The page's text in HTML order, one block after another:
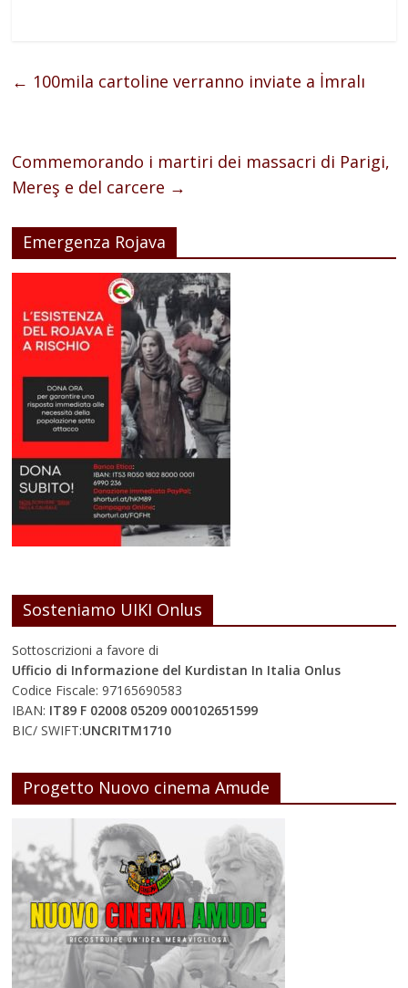
← 100mila cartoline verranno inviate a İmralı
Commemorando i martiri dei massacri di Parigi,
Mereş e del carcere →
Emergenza Rojava
Sosteniamo UIKI Onlus
Sottoscrizioni a favore di
Ufficio di Informazione del Kurdistan In Italia Onlus
Codice Fiscale: 97165690583
IBAN: IT89 F 02008 05209 000102651599
BIC/ SWIFT:UNCRITM1710
Progetto Nuovo cinema Amude